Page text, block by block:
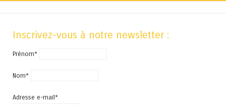
Inscrivez-vous à notre newsletter :
Prénom*
Nom*
Adresse e-mail*